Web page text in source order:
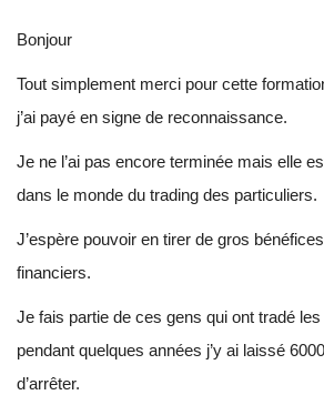
Bonjour
Tout simplement merci pour cette
j’ai payé en signe de reconnaissance.
Je ne l’ai pas encore terminée mais elle
dans le monde du trading des particuliers.
J’espère pouvoir en tirer de gros
financiers.
Je fais partie de ces gens qui ont tradé
pendant quelques années j’y ai laissé
d’arrêter.